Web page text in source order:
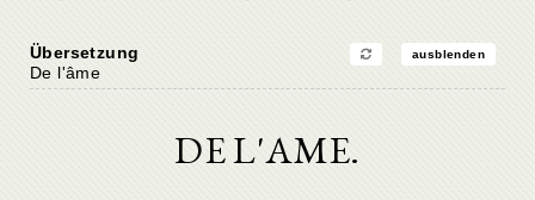
Übersetzung ausblenden
De l'âme
DE L'AME.